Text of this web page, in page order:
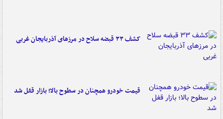
کشف ۳۳ قبضه سلاح در مرزهای آذربایجان غربی
قیمت خودرو همچنان در سطوح بالا؛ بازار قفل شد